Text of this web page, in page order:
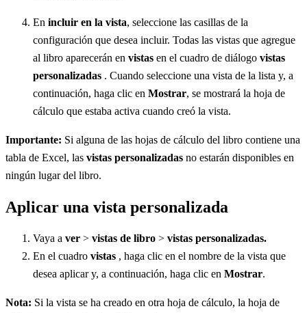
En incluir en la vista, seleccione las casillas de la
configuración que desea incluir. Todas las vistas que agregue
al libro aparecerán en vistas en el cuadro de diálogo vistas
personalizadas . Cuando seleccione una vista de la lista y, a
continuación, haga clic en Mostrar, se mostrará la hoja de
cálculo que estaba activa cuando creó la vista.
Importante: Si alguna de las hojas de cálculo del libro contiene una
tabla de Excel, las vistas personalizadas no estarán disponibles en
ningún lugar del libro.
Aplicar una vista personalizada
Vaya a ver > vistas de libro > vistas personalizadas.
En el cuadro vistas , haga clic en el nombre de la vista que
desea aplicar y, a continuación, haga clic en Mostrar.
Nota: Si la vista se ha creado en otra hoja de cálculo, la hoja de